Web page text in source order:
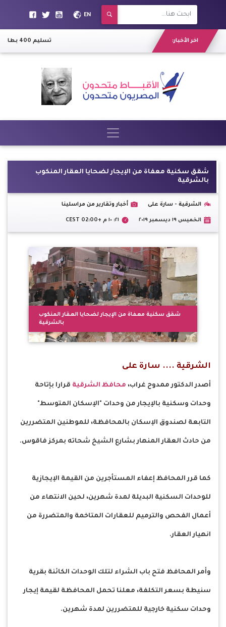
EN
اخر الأخبار: تسليم 400 بطانية و لحاف للأسر الأكثر احتياجا بقرية الجزيرية بقنا
شقق سكنية معفاة من الإيجار لضحايا العقار المنكوب
بالشرقية
الشرقية - سارة على أخبار وتقارير من مراسلينا
الخميس ١٩ ديسمبر ٢٠١٩ ٢١: ١٠ م +02:00 CEST
شقق سكنية معفاة من الإيجار لضحايا العقار المنكوب
بالشرقية
الشرقية .... سارة على
أصدر الدكتور ممدوح غراب، محافظ الشرقية قرارا بإتاحة
وحدات وسكنية بالإيجار من وحدات "الإسكان المتوسط"
التابعة لصندوق الإسكان بالمحافظة، للموطنين المتضررين
من حادث العقار المنهار بشارع الشيخ شحاته بمركز فاقوس.
كما قرر المحافظ إعفاء المستأجرين من القيمة الإيجازية
للوحدات السكنية البديلة لمدة شهرين، لحين الانتهاء من
أعمال الفحص والترميم للعقارات المتاخمة والمتضررة من
انهيار العقار.
وأمر المحافظ فتح باب الشراء لتلك الوحدات الكائنة بقرية
سنيطة بسعر التكلفة، معلنا تحمل المحافظة لقيمة إيجار
وحدات سكنية خارجية للمتضررين لمدة شهرين.